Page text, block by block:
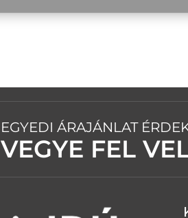
EGYEDI ÁRAJÁNLAT
VEGYE FEL